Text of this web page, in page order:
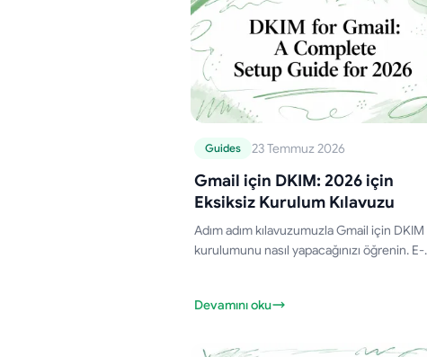
Guides 23 Temmuz 2026
Gmail için DKIM: 2026 için
Eksiksiz Kurulum Kılavuzu
Adım adım kılavuzumuzla Gmail için DKIM
kurulumunu nasıl yapacağınızı öğrenin. E-
ve kurulumunuzu doğrulayın.
Devamını oku